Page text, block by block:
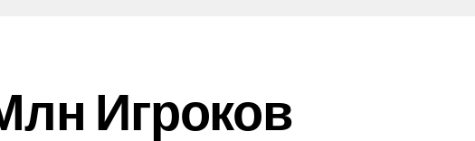
Игроков